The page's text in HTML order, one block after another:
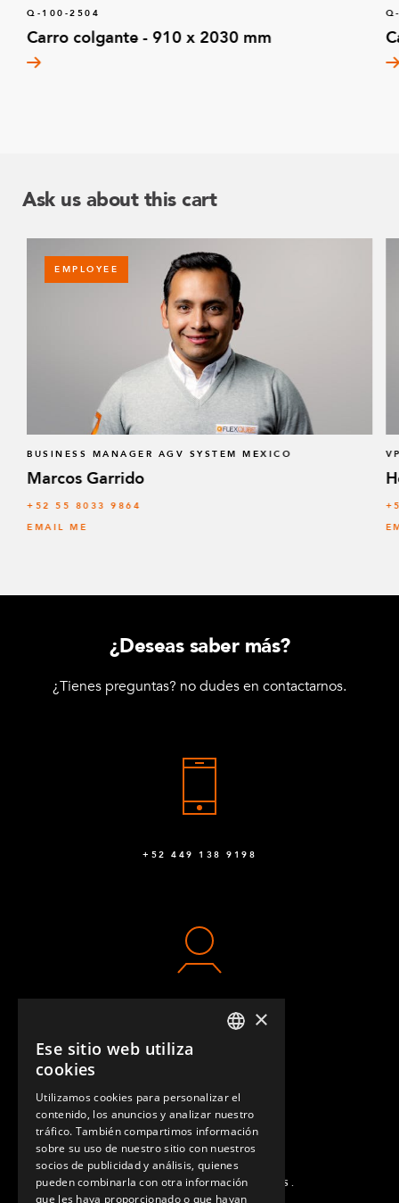
Q-100-2504
Carro colgante - 910 x 2030 mm
Ask us about this cart
EMPLOYEE
BUSINESS MANAGER AGV SYSTEM MEXICO
Marcos Garrido
+52 55 8033 9864
EMAIL ME
¿Deseas saber más?
¿Tienes preguntas? no dudes en contactarnos.
+52 449 138 9198
CONTACTO
PREGUNTAS MÁS FRECUENTES.
×
Ese sitio web utiliza
cookies
Utilizamos cookies para personalizar el
contenido, los anuncios y analizar nuestro
tráfico. También compartimos información
sobre su uso de nuestro sitio con nuestros
socios de publicidad y análisis, quienes
pueden combinarla con otra información
que les haya proporcionado o que hayan